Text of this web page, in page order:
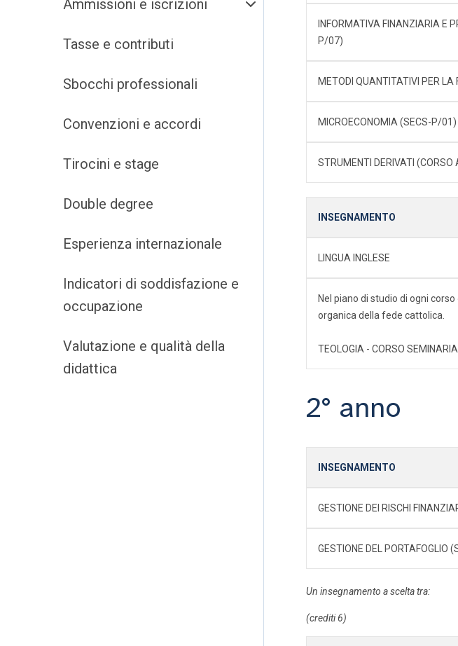
Ammissioni e iscrizioni
Tasse e contributi
Sbocchi professionali
Convenzioni e accordi
Tirocini e stage
Double degree
Esperienza internazionale
Indicatori di soddisfazione e
occupazione
Valutazione e qualità della
didattica
INFORMATIVA FINANZIARIA E
P/07)
METODI QUANTITATIVI PER
MICROECONOMIA (SECS-P/01)
STRUMENTI DERIVATI
INSEGNAMENTO
LINGUA INGLESE
Nel piano di studio di ogni
organica della fede cattolica.
TEOLOGIA - CORSO
2° anno
INSEGNAMENTO
GESTIONE DEI RISCHI
GESTIONE DEL PORTAFOGLIO
Un insegnamento a scelta tra:
(crediti 6)